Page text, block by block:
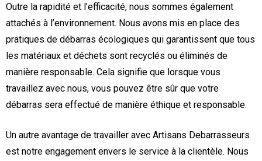
Outre la rapidité et l’efficacité, nous sommes également
attachés à l’environnement. Nous avons mis en place des
pratiques de débarras écologiques qui garantissent que tous
les matériaux et déchets sont recyclés ou éliminés de
manière responsable. Cela signifie que lorsque vous
travaillez avec nous, vous pouvez être sûr que votre
débarras sera effectué de manière éthique et responsable.
Un autre avantage de travailler avec Artisans Debarrasseurs
est notre engagement envers le service à la clientèle. Nous